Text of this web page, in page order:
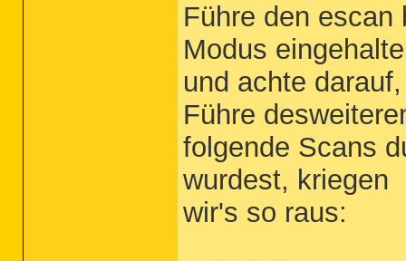
Batchstart: 19:40:20,32
Batchende: 19:40:25,59
Führe den escan
Modus
und achte
Führe
folgende Scans
wurdest, kriegen
wir's so raus: